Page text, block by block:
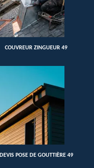
COUVREUR ZINGUEUR 49
DEVIS POSE DE GOUTTIÈRE 49